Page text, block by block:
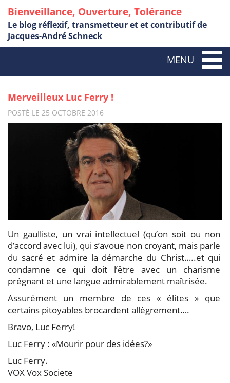
Bienveillance, Ouverture, Tolérance
Le blog réflexif, transmetteur et et contributif de
Jacques-André Schneck
MENU
Merveilleux Luc Ferry !
POSTÉ LE 25 OCTOBRE 2016
Un gaulliste, un vrai intellectuel (qu’on soit ou non
d’accord avec lui), qui s’avoue non croyant, mais parle
du sacré et admire la démarche du Christ…..et qui
condamne ce qui doit l’être avec un charisme
prégnant et une langue admirablement maîtrisée.
Assurément un membre de ces « élites » que
certains pitoyables brocardent allègrement….
Bravo, Luc Ferry!
Luc Ferry : «Mourir pour des idées?»
Luc Ferry.
VOX Vox Societe